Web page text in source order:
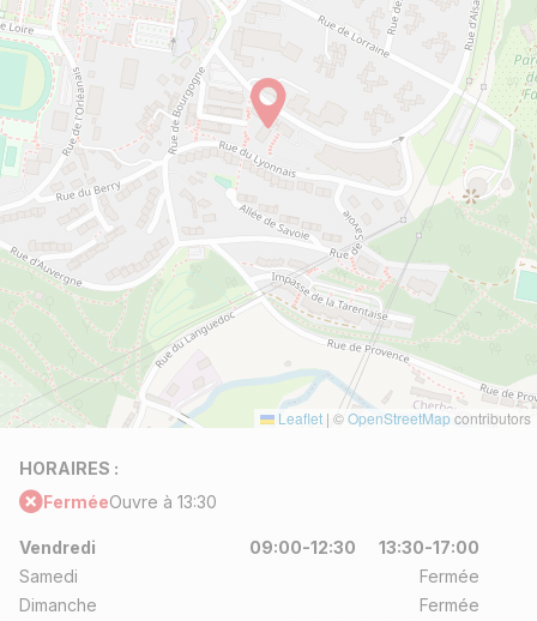
HORAIRES :
FerméeOuvre à 13:30
Vendredi 09:00-12:30
13:30-17:00
Samedi
Fermée
Dimanche
Fermée
Leaflet | ©OpenStreetMapcontributors